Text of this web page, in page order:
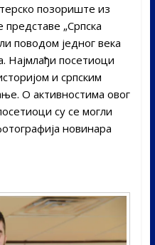
позориште из
представе „Српска
поводом једног века
Најмлађи посетиоци
и српским
О активностима овог
су се могли
новинара